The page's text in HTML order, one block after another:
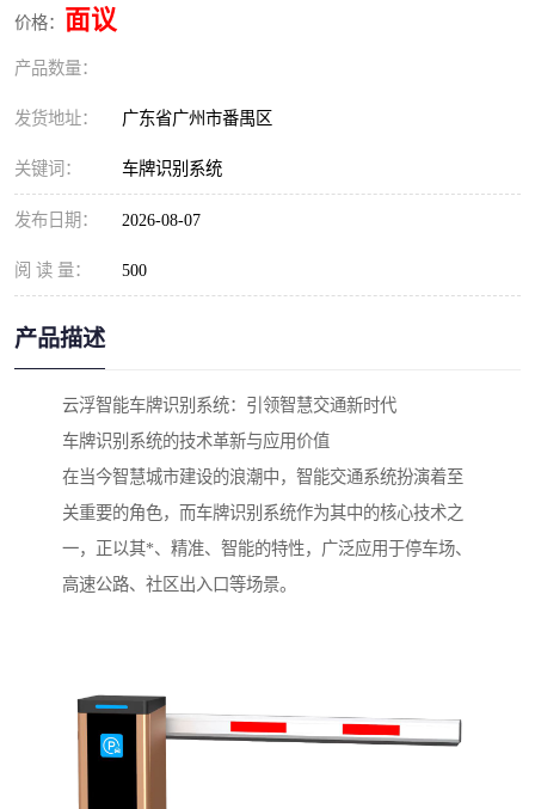
价格： 面议
产品数量：
发货地址： 广东省广州市番禺区
关键词： 车牌识别系统
发布日期： 2026-08-07
阅 读 量： 500
产品描述
云浮智能车牌识别系统：引领智慧交通新时代
车牌识别系统的技术革新与应用价值
在当今智慧城市建设的浪潮中，智能交通系统扮演着至
关重要的角色，而车牌识别系统作为其中的核心技术之
一，正以其*、精准、智能的特性，广泛应用于停车场、
高速公路、社区出入口等场景。